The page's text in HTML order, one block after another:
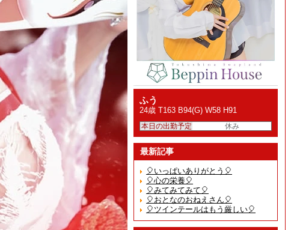
ふう
24歳 T163 B94(G) W58 H91
本日の出勤予定 休み
最新記事
🎈いっぱいありがとう🎈
🎈心の栄養🎈
🎈みてみてみて🎈
🎈おとなのおねえさん🎈
🎈ツインテールはもう厳しい🎈